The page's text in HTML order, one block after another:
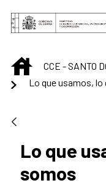
Saltar al contenido
INICIOCCE - SANTO
Lo que usamos, lo
Lo que
somos